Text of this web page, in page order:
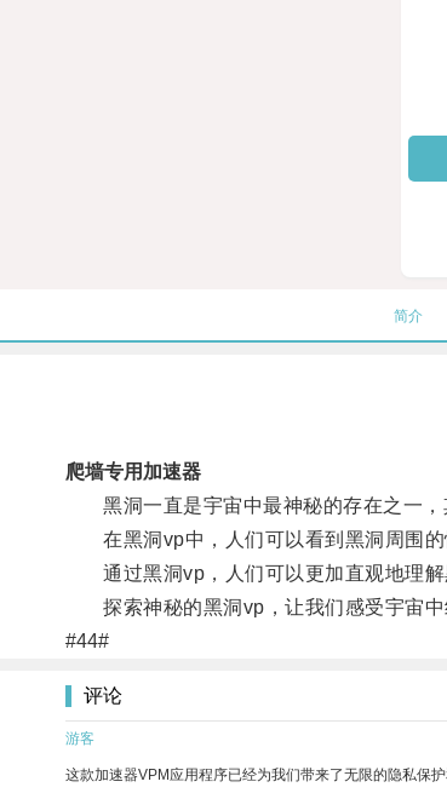
简介
爬墙专用加速器
黑洞一直是宇宙中最神秘的存在之一，
在黑洞vp中，人们可以看到黑洞周围的
通过黑洞vp，人们可以更加直观地理解
探索神秘的黑洞vp，让我们感受宇宙中
#44#
评论
游客
这款加速器VPM应用程序已经为我们带来了无限的隐私保护